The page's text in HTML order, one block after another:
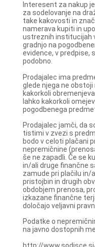
Interesent za nakup
za sodelovanje na
take kakovosti in
namerava kupiti in
ustreznih institucijah
gradnjo na
evidence, v predpise,
podobno.
Prodajalec ima
glede njega ne obstoji
kakorkoli
lahko kakorkoli
pogodbenega
Prodajalec jamči, da
tistimi v zvezi s
bodo v celoti plačani
nepremičnine
še ne zapadli. Če se
in/ali druge finančne
zamude pri plačilu in/
pristojbin in drugih
obdobjem prenosa,
izkazane finančne
določajo veljavni
Podatke o
na javno dostopnih
http://